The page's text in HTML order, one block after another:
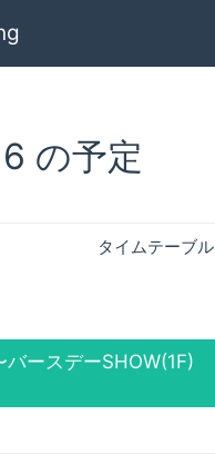
の予定
タイムテーブル
ースデーSHOW(1F)